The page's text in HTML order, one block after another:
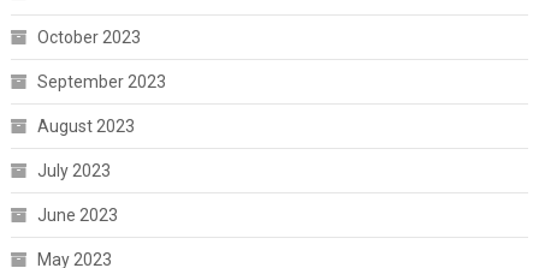
October 2023
September 2023
August 2023
July 2023
June 2023
May 2023